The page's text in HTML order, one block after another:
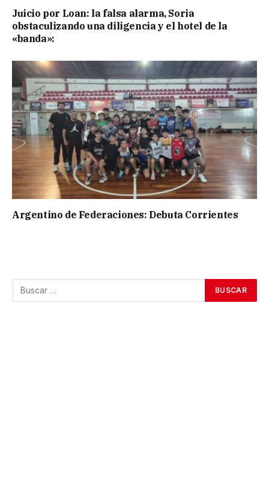
Juicio por Loan: la falsa alarma, Soria
obstaculizando una diligencia y el hotel de la
«banda»:
Argentino de Federaciones: Debuta Corrientes